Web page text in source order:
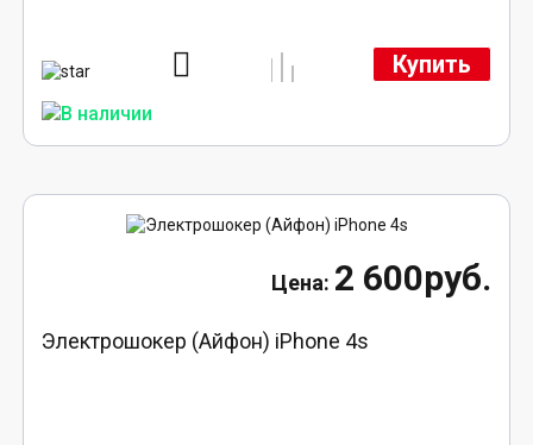
Купить
2 600руб.
Электрошокер (Айфон) iPhone 4s